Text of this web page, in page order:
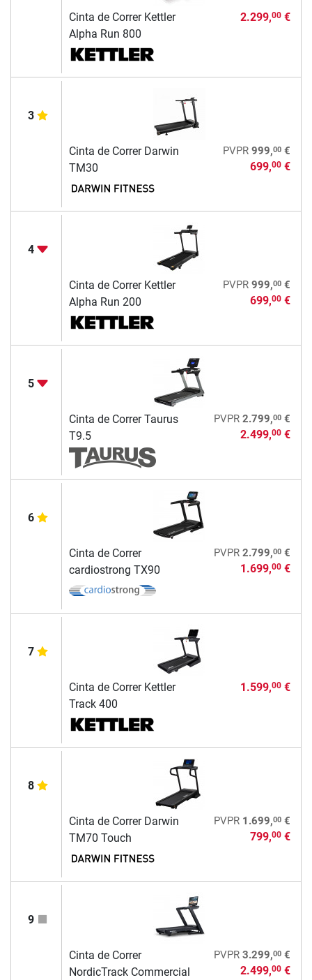
Cinta de Correr Kettler
Alpha Run 800
2.299,00€
3
Cinta de Correr Darwin
TM30
PVPR 999,00€
699,00€
4
Cinta de Correr Kettler
Alpha Run 200
PVPR 999,00€
699,00€
5
Cinta de Correr Taurus
T9.5
PVPR 2.799,00€
2.499,00€
6
Cinta de Correr
cardiostrong TX90
PVPR 2.799,00€
1.699,00€
7
Cinta de Correr Kettler
Track 400
1.599,00€
8
Cinta de Correr Darwin
TM70 Touch
PVPR 1.699,00€
799,00€
9
Cinta de Correr
NordicTrack Commercial
PVPR 3.299,00€
2.499,00€